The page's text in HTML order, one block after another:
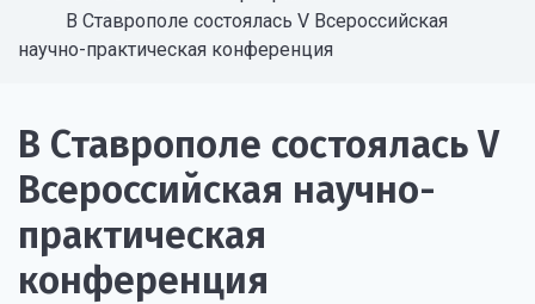
В Ставрополе состоялась V Всероссийская
научно-практическая конференция
В Ставрополе состоялась V
Всероссийская научно-
практическая
конференция